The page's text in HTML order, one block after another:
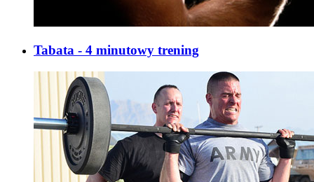
Tabata - 4 minutowy trening